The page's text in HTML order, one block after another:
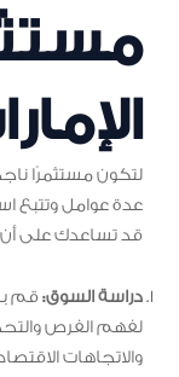
لتكون مستثمرًا
عدة عوامل وتتبع
قد تساعدك على أن
دراسة السوق:قم
لفهم الفرص
والاتجاهات